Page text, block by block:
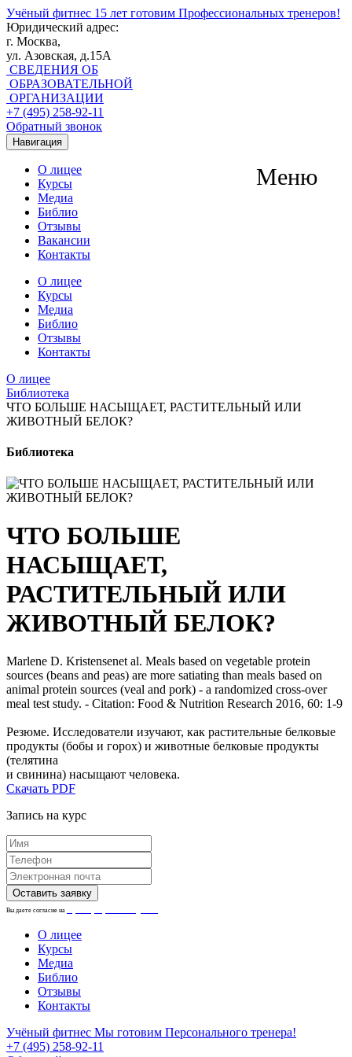
Учёный фитнес 15 лет готовим Профессиональных тренеров!
Юридический адрес:
г. Москва,
ул. Азовская, д.15А
СВЕДЕНИЯ ОБ
ОБРАЗОВАТЕЛЬНОЙ
ОРГАНИЗАЦИИ
+7 (495) 258-92-11
Обратный звонок
Навигация
Меню
О лицее
Курсы
Медиа
Библио
Отзывы
Вакансии
Контакты
О лицее
Курсы
Медиа
Библио
Отзывы
Контакты
О лицее
Библиотека
ЧТО БОЛЬШЕ НАСЫЩАЕТ, РАСТИТЕЛЬНЫЙ ИЛИ
ЖИВОТНЫЙ БЕЛОК?
Библиотека
ЧТО БОЛЬШЕ
НАСЫЩАЕТ,
РАСТИТЕЛЬНЫЙ ИЛИ
ЖИВОТНЫЙ БЕЛОК?
Marlene D. Kristensenet al. Meals based on vegetable protein
sources (beans and peas) are more satiating than meals based on
animal protein sources (veal and pork) - a randomized cross-over
meal test study. - Citation: Food & Nutrition Research 2016, 60: 1-9
Резюме. Исследователи изучают, как растительные белковые
продукты (бобы и горох) и животные белковые продукты
(телятина
и свинина) насыщают человека.
Скачать PDF
Запись на курс
Вы даете согласие на
О лицее
Курсы
Медиа
Библио
Отзывы
Контакты
Учёный фитнес Мы готовим Персонального тренера!
+7 (495) 258-92-11